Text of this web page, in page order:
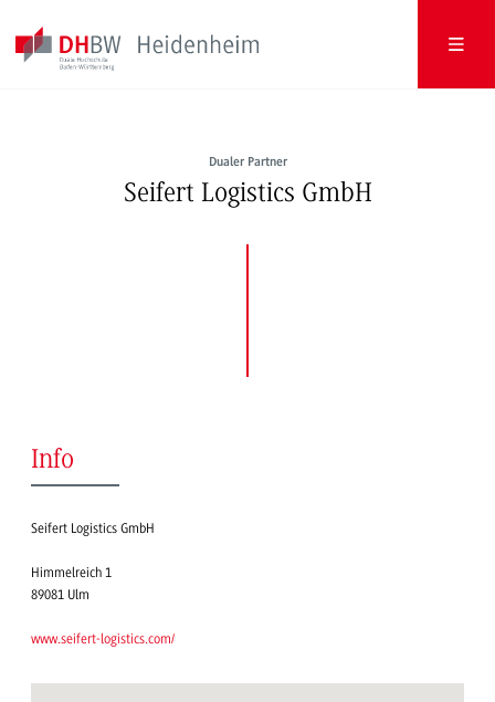
Dualer Partner
Seifert Logistics GmbH
Info
Seifert Logistics GmbH
Himmelreich 1
89081 Ulm
www.seifert-logistics.com/